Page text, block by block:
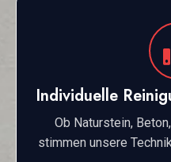
Individuelle
Ob Naturstein,
stimmen unsere